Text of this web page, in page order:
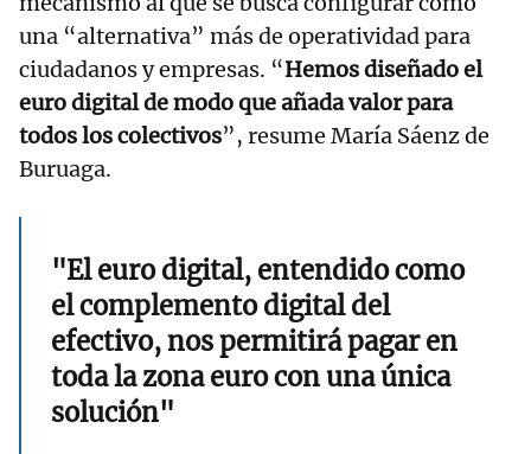
una “alternativa” más de operatividad para
ciudadanos y empresas. “Hemos diseñado el
euro digital de modo que añada valor para
todos los colectivos”, resume María Sáenz de
Buruaga.
"El euro digital, entendido como
el complemento digital del
efectivo, nos permitirá pagar en
toda la zona euro con una única
solución"